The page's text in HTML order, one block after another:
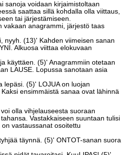
sanoja voidaan kirjaimistoltaan
saattaa sillä kohdalla olla viittaus,
tai järjestämiseen.
vakaan anagrammi, järjestö taas
nyyh. (13)' Kahden viimeisen sanan
Alkuosa viittaa elokuvaan
käyttäen. (5)' Anagrammiin otetaan
LAUSE. Lopussa sanotaan asia
lepäsi. (5)' LOJUA on luojan
ensimmäistä sanaa ovat lähinnä
olla vihjelauseesta suoraan
Vastakkaiseen suuntaan tulisi
vastaussanat osoitettu
täynnä. (5)' ONTOT-sanan suora